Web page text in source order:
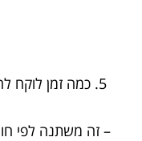
כמה זמן לוקח
– זה משתנה לפי